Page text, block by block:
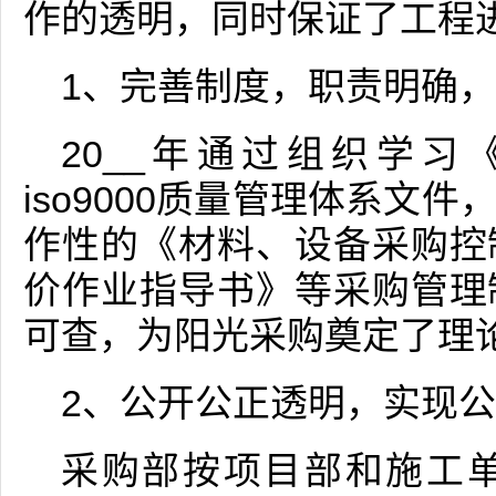
作的透明，同时保证了工程
1、完善制度，职责明确
20__年通过组织学习
iso9000质量管理体系文件
作性的《材料、设备采购
价作业指导书》等采购管
可查，为阳光采购奠定了理
2、公开公正透明，实现
采购部按项目部和施工